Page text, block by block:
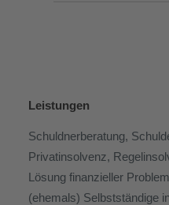
Leistungen
Schuldnerberatung,
Privatinsolvenz,
Lösung finanzieller
(ehemals) Selbstständige